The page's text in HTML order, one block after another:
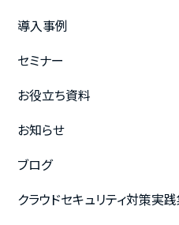
導入事例
セミナー
お役立ち資料
お知らせ
ブログ
クラウドセキュリティ対策実